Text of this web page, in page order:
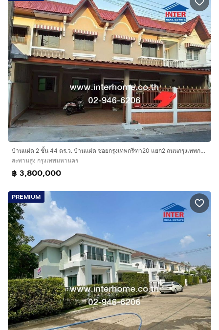
บ้านเเฝด 2 ชั้น 44 ตร.ว. บ้านแฝด ซอยกรุงเทพกรีฑา20 แยก2 ถนนกรุงเทพกรีฑา ถนนศรีนครินทร์ เขตสะพานสูง กรุงเทพมหานคร
สะพานสูง กรุงเทพมหานคร
฿ 3,800,000
PREMIUM